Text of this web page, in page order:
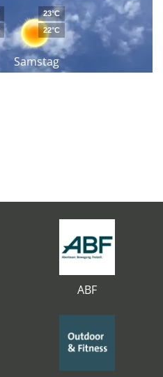
Samstag
23°C
22°C
ABF